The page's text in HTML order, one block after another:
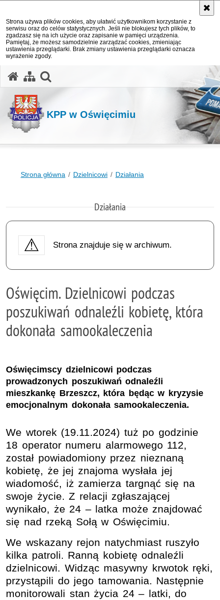
Strona używa plików cookies, aby ułatwić użytkownikom korzystanie z
serwisu oraz do celów statystycznych. Jeśli nie blokujesz tych plików, to
zgadzasz się na ich użycie oraz zapisanie w pamięci urządzenia.
Pamiętaj, że możesz samodzielnie zarządzać cookies, zmieniając
ustawienia przeglądarki. Brak zmiany ustawienia przeglądarki oznacza
wyrażenie zgody.
KPP w Oświęcimiu
Strona główna Dzielnicowi Działania
Działania
Strona znajduje się w archiwum.
Oświęcim. Dzielnicowi podczas
poszukiwań odnaleźli kobietę, która
dokonała samookaleczenia
Oświęcimscy dzielnicowi podczas
prowadzonych poszukiwań odnaleźli
mieszkankę Brzeszcz, która będąc w kryzysie
emocjonalnym dokonała samookaleczenia.
We wtorek (19.11.2024) tuż po godzinie
18 operator numeru alarmowego 112,
został powiadomiony przez nieznaną
kobietę, że jej znajoma wysłała jej
wiadomość, iż zamierza targnąć się na
swoje życie. Z relacji zgłaszającej
wynikało, że 24 – latka może znajdować
się nad rzeką Sołą w Oświęcimiu.
We wskazany rejon natychmiast ruszyło
kilka patroli. Ranną kobietę odnaleźli
dzielnicowi. Widząc masywny krwotok ręki,
przystąpili do jego tamowania. Następnie
monitorowali stan życia 24 – latki, do